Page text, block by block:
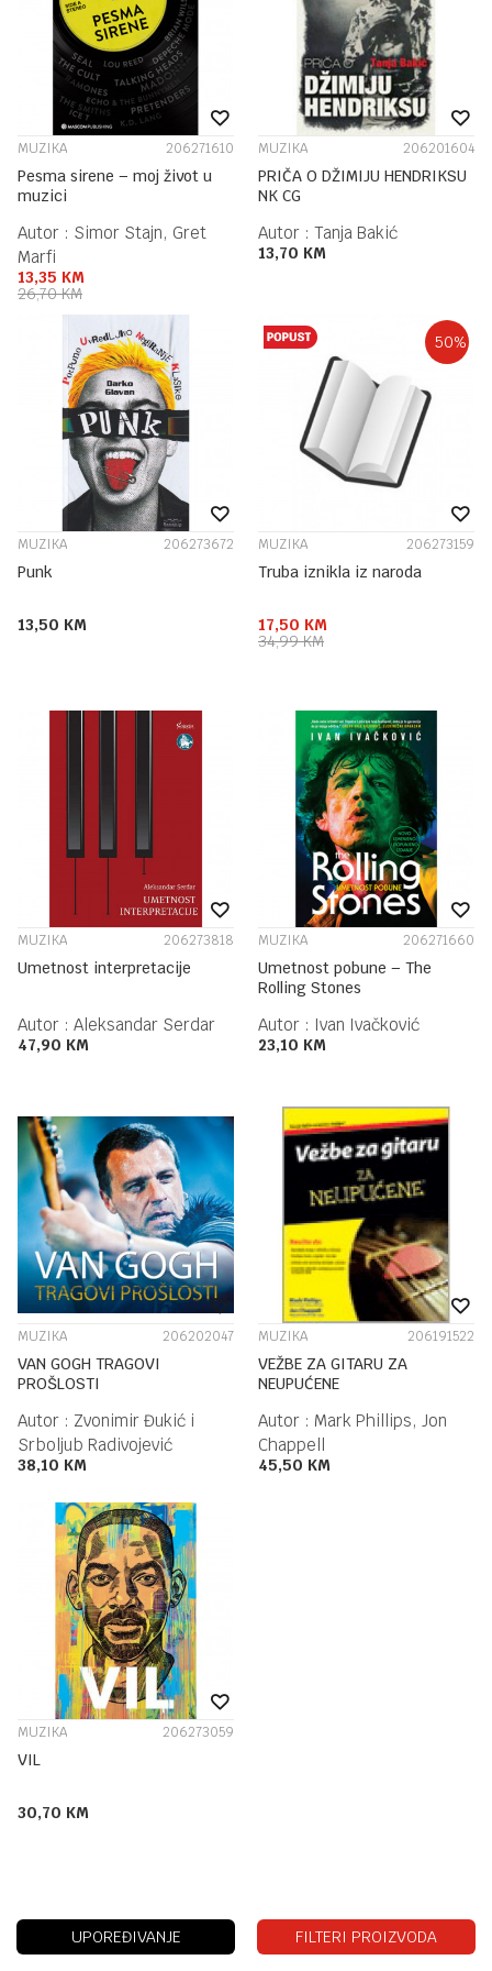
MUZIKA 206271610
Pesma sirene – moj život u
muzici
Autor : Simor Stajn, Gret
Marfi
13,35 KM
26,70KM
MUZIKA 206201604
PRIČA O DŽIMIJU HENDRIKSU
NK CG
Autor : Tanja Bakić
13,70 KM
MUZIKA 206273672
Punk
13,50 KM
50%
MUZIKA 206273159
Truba iznikla iz naroda
17,50 KM
34,99KM
MUZIKA 206273818
Umetnost interpretacije
Autor : Aleksandar Serdar
47,90 KM
MUZIKA 206271660
Umetnost pobune – The
Rolling Stones
Autor : Ivan Ivačković
23,10 KM
MUZIKA 206202047
VAN GOGH TRAGOVI
PROŠLOSTI
Autor : Zvonimir Đukić i
Srboljub Radivojević
38,10 KM
MUZIKA 206191522
VEŽBE ZA GITARU ZA
NEUPUĆENE
Autor : Mark Phillips, Jon
Chappell
45,50 KM
MUZIKA 206273059
VIL
30,70 KM
UPOREĐIVANJE FILTERI PROIZVODA